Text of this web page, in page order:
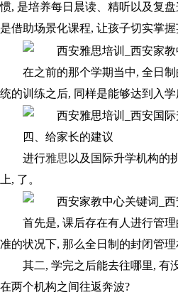
惯, 是培养每日晨读、精听以及复
是借助场景化课程, 让孩子切实掌
在之前的那个学期当中, 全日
统的训练之后, 同样是能够达到入学
四、给家长的建议
进行雅思 以及国际升学机构的
上, 了。
首先是, 课后存在有人进行管
准的状况下, 那么全日制的封闭管
其二, 学完之后能去往哪里, 有
在两个机构之间往返奔波?